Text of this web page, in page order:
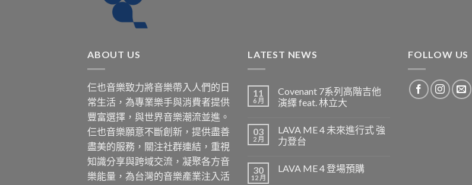
ABOUT US
仨也音樂致力將音樂帶入人們的日
常生活，為專業樂手與消費者提供
豐富選擇，與世界音樂潮流並進。
仨也音樂願意不斷創新，提供盡善
盡美的服務，關注社群連結，重視
知識分享與跨域交流，凝聚各方音
樂能量，為台灣的音樂產業注入活
LATEST NEWS
11
6 月
Covenant 7系列高階吉他
演繹 feat. 林立大
03
2 月
LAVA ME 4 未來進行式 強
力登台
30
12 月
LAVA ME 4 登場預購
FOLLOW US